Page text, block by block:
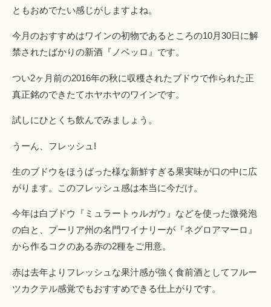
ともおめでたい感じがしますよね。
今月のおすすめはワインの初物であるところの10月30日に解
禁されたばかりの新酒『ノベッロ』です。
つい2ヶ月前の2016年の秋に収穫されたブドウで作られた正
真正銘のできたてホヤホヤのワインです。
試しにひとくち飲んでみましょう。
うーん、フレッシュ!
生のブドウをほうばった様な新鮮すぎる果実味が口の中に広
がります。このフレッシュ感は本当に今だけ。
今年は白ブドウ『ミュラートゥルガウ』などを使った微発泡
の白と、プーリア州の名門ワイナリーが『ネグロアマーロ』
から作るコクのある赤の2種をご用意。
赤は去年よりフレッシュな果汁感が強く食前酒としてフルー
ツカクテル感覚でもおすすめできる仕上がりです。